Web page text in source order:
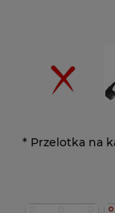
* Przelotka na